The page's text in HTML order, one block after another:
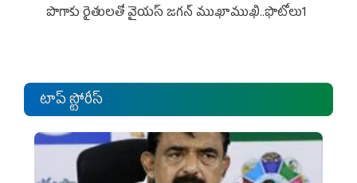
పొగాకు రైతుల‌తో వైయ‌స్ జ‌గ‌న్ ముఖాముఖి..ఫొటోలు1
టాప్ స్టోరీస్